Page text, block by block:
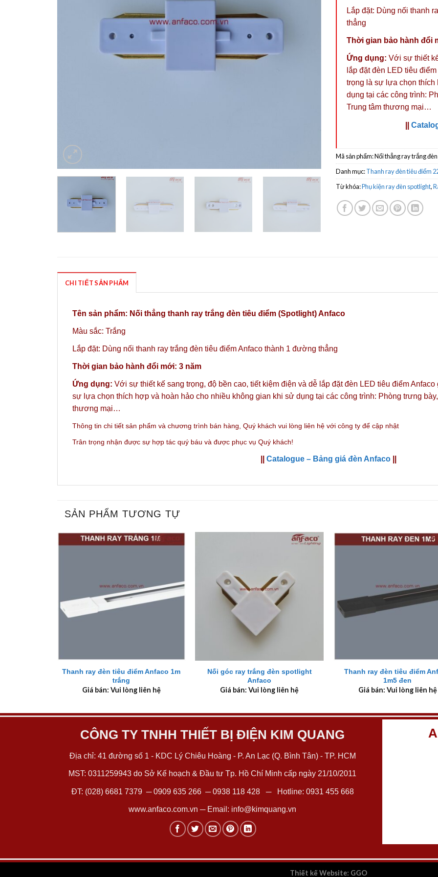
Lắp đặt: Dùng nối thanh
thẳng
Thời gian bảo hành đổi
Ứng dụng: Với sự thiết
lắp đặt đèn LED tiêu
trọng là sự lựa chọn
dụng tại các công trình:
Trung tâm thương mại…
Mã sản phẩm:Nối thẳng ray trắng
Danh mục:Thanh ray đèn tiêu điểm
Từ khóa:Phụ kiện ray đèn spotlight,
CHI TIẾT SẢN PHẨM
Tên sản phẩm: Nối thẳng thanh ray trắng đèn tiêu điểm (Spotlight) Anfaco
Màu sắc: Trắng
Lắp đặt: Dùng nối thanh ray trắng đèn tiêu điểm Anfaco thành 1 đường thẳng
Thời gian bảo hành đổi mới: 3 năm
Ứng dụng: Với sự thiết kế sang trọng, độ bền cao, tiết kiệm điện và dễ lắp đặt đèn LED tiêu điểm
sự lựa chọn thích hợp và hoàn hảo cho nhiều không gian khi sử dụng tại các công trình: Phòng trưng
thương mại…
Thông tin chi tiết sản phẩm và chương trình bán hàng, Quý khách vui lòng liên hệ với công ty để cập nhật
Trân trọng nhận được sự hợp tác quý báu và được phục vụ Quý khách!
Catalogue – Bảng giá đèn Anfaco
SẢN PHẨM TƯƠNG TỰ
Thanh ray đèn tiêu điểm Anfaco 1m
trắng
Giá bán: Vui lòng liên hệ
Nối góc ray trắng đèn spotlight
Anfaco
Giá bán: Vui lòng liên hệ
Thanh ray đèn tiêu điểm
1m5 đen
Giá bán: Vui lòng liên hệ
CÔNG TY TNHH THIẾT BỊ ĐIỆN KIM QUANG
Địa chỉ: 41 đường số 1 - KDC Lý Chiêu Hoàng - P. An Lạc (Q. Bình Tân) - TP. HCM
MST: 0311259943 do Sở Kế hoạch & Đầu tư Tp. Hồ Chí Minh cấp ngày 21/10/2011
ĐT: (028) 6681 7379 ─0909 635 266─0938 118 428─ Hotline: 0931 455 668
www.anfaco.com.vn ─ Email: info@kimquang.vn
Thiết kế Website: GGO